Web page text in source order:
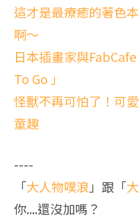
這才是最療癒的著色
啊～
日本插畫家與
To Go 」
怪獸不再可怕了！可
童趣
----
「大人物噗浪」跟「
你....還沒加嗎？